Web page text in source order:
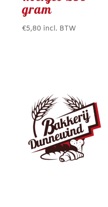
gram
€5,80 incl. BTW